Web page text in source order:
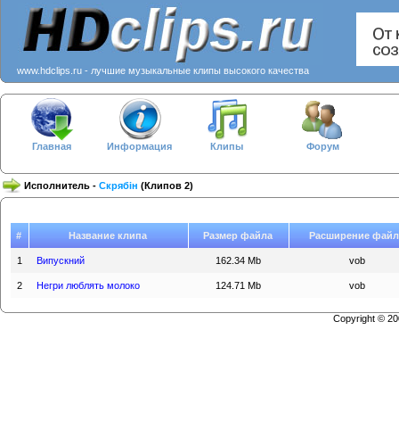
www.hdclips.ru - лучшие музыкальные клипы высокого качества
Главная Информация Клипы Форум
Исполнитель - Скрябiн (Клипов 2)
# Название клипа Размер файла Расширение
1 Випускний 162.34 Mb vob
2 Негри люблять молоко 124.71 Mb vob
Copyright ©